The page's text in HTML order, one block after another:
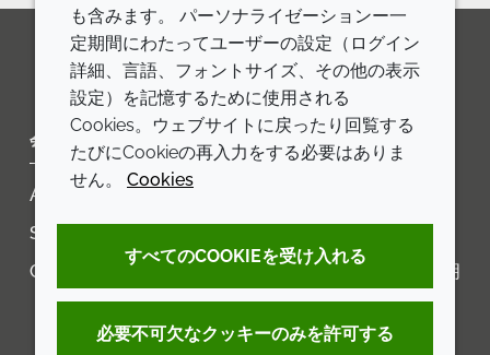
LinkedInYoutubeLine
会社
Annual Report
Sustainability Report
Croda.com
LEGAL
アクセシビリティに関する声明
も含みます。 パーソナライゼーションー一
定期間にわたってユーザーの設定（ログイン
詳細、言語、フォントサイズ、その他の表示
設定）を記憶するために使用される
Cookies。ウェブサイトに戻ったり回覧する
たびにCookieの再入力をする必要はありま
せん。 Cookies
すべてのCOOKIEを受け入れる
必要不可欠なクッキーのみを許可する